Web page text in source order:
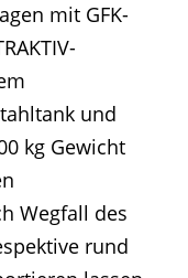
mit GFK-
und
kg Gewicht
Wegfall des
rund